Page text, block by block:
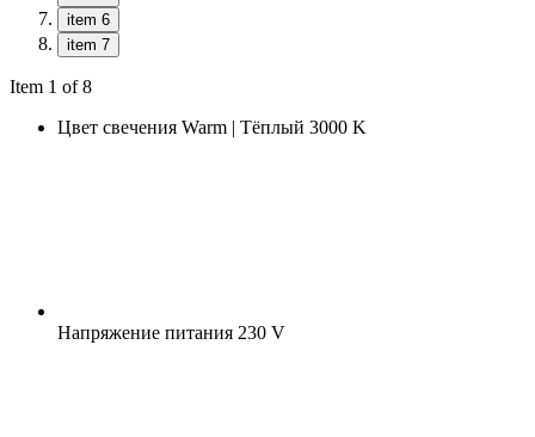
item 6
item 7
Item 1 of 8
Цвет свечения Warm | Тёплый 3000 K
Напряжение питания 230 V